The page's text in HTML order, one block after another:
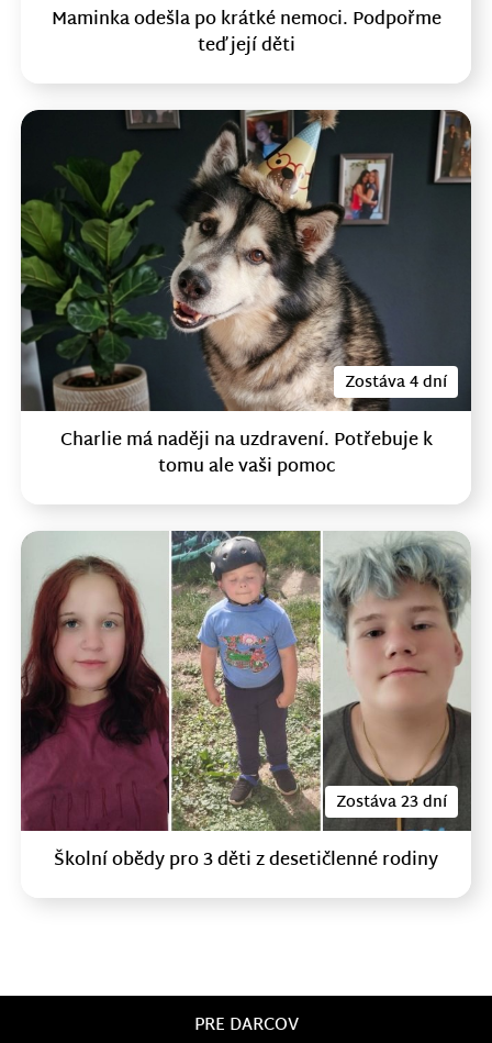
Maminka odešla po krátké nemoci. Podpořme
teď její děti
Zostáva 4 dní
Charlie má naději na uzdravení. Potřebuje k
tomu ale vaši pomoc
Zostáva 23 dní
Školní obědy pro 3 děti z desetičlenné rodiny
PRE DARCOV